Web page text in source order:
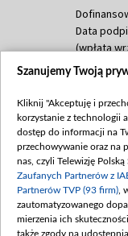
Data
(wpłata
(wpłata
mln,
Data
(wpłata
Data
Szanujemy Twoją
Kliknij "Akceptuję i
korzystanie z technologii
dostęp do informacji na
przechowywanie oraz na
nas, czyli Telewizję Polską
Zaufanych Partnerów z
Partnerów TVP (93 firm) ,
zautomatyzowanego
mierzenia ich
także zgody na